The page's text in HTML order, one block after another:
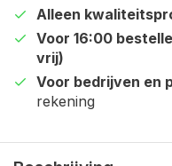
Alleen
Voor 16:00
vrij)
Voor bedrijven en
rekening